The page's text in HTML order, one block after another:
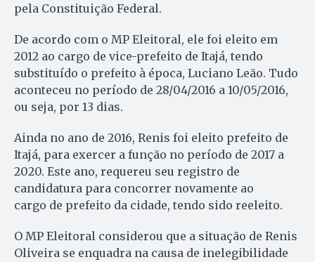
pela Constituição Federal.
De acordo com o MP Eleitoral, ele foi eleito em
2012 ao cargo de vice-prefeito de Itajá, tendo
substituído o prefeito à época, Luciano Leão. Tudo
aconteceu no período de 28/04/2016 a 10/05/2016,
ou seja, por 13 dias.
Ainda no ano de 2016, Renis foi eleito prefeito de
Itajá, para exercer a função no período de 2017 a
2020. Este ano, requereu seu registro de
candidatura para concorrer novamente ao
cargo de prefeito da cidade, tendo sido reeleito.
O MP Eleitoral considerou que a situação de Renis
Oliveira se enquadra na causa de inelegibilidade